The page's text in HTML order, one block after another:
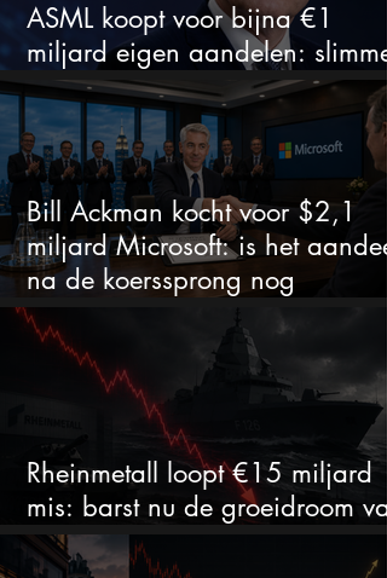
ASML koopt voor bijna €1
miljard eigen aandelen: slimme
zet of dure timing?
Bill Ackman kocht voor $2,1
miljard Microsoft: is het aandeel
na de koerssprong nog
aantrekkelijk?
Rheinmetall loopt €15 miljard
mis: barst nu de groeidroom van
het defensiebedrijf?